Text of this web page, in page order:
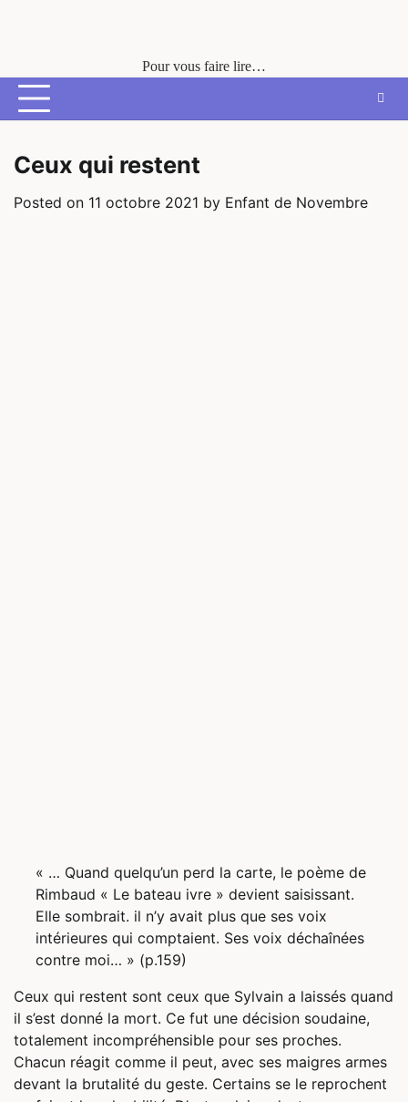
Pour vous faire lire…
Ceux qui restent
Posted on 11 octobre 2021 by Enfant de Novembre
« … Quand quelqu’un perd la carte, le poème de
Rimbaud « Le bateau ivre » devient saisissant.
Elle sombrait. il n’y avait plus que ses voix
intérieures qui comptaient. Ses voix déchaînées
contre moi… » (p.159)
Ceux qui restent sont ceux que Sylvain a laissés quand
il s’est donné la mort. Ce fut une décision soudaine,
totalement incompréhensible pour ses proches.
Chacun réagit comme il peut, avec ses maigres armes
devant la brutalité du geste. Certains se le reprochent